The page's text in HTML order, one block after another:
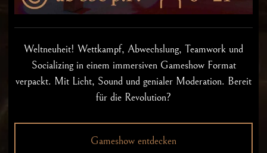
Weltneuheit! Wettkampf, Abwechslung, Teamwork und
Socializing in einem immersiven Gameshow Format
verpackt. Mit Licht, Sound und genialer Moderation. Bereit
für die Revolution?
Gameshow entdecken